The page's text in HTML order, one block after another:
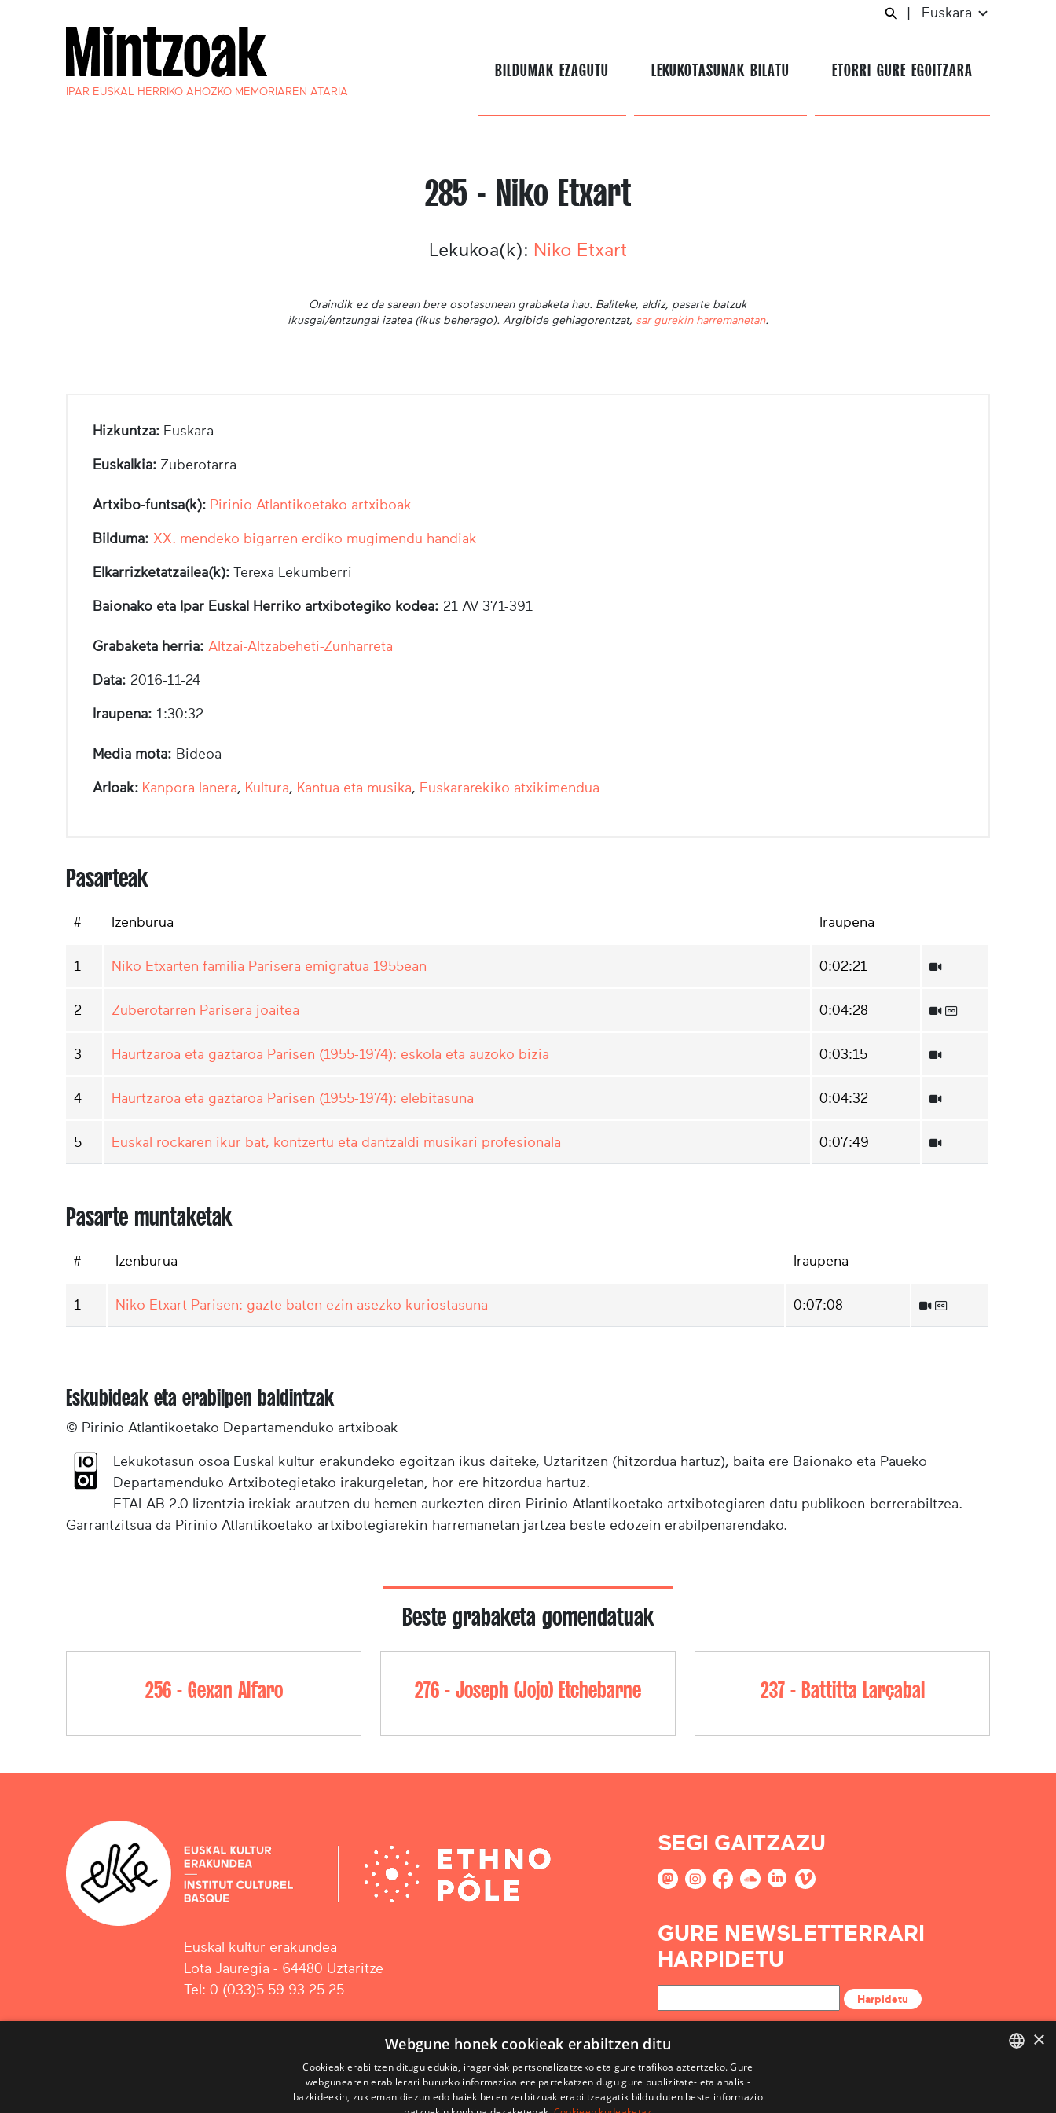
IPAR EUSKAL HERRIKO AHOZKO MEMORIAREN ATARIA
Euskara
BILDUMAK EZAGUTU LEKUKOTASUNAK BILATU ETORRI GURE EGOITZARA
285 - Niko Etxart
Lekukoa(k): Niko Etxart
Oraindik ez da sarean bere osotasunean grabaketa hau. Baliteke, aldiz, pasarte batzuk
ikusgai/entzungai izatea (ikus beherago). Argibide gehiagorentzat, sar gurekin harremanetan.
Hizkuntza: Euskara
Euskalkia: Zuberotarra
Artxibo-funtsa(k): Pirinio Atlantikoetako artxiboak
Bilduma: XX. mendeko bigarren erdiko mugimendu handiak
Elkarrizketatzailea(k): Terexa Lekumberri
Baionako eta Ipar Euskal Herriko artxibotegiko kodea: 21 AV 371-391
Grabaketa herria: Altzai-Altzabeheti-Zunharreta
Data: 2016-11-24
Iraupena: 1:30:32
Media mota: Bideoa
Arloak: Kanpora lanera, Kultura, Kantua eta musika, Euskararekiko atxikimendua
Pasarteak
# Izenburua Iraupena
1 Niko Etxarten familia Parisera emigratua 1955ean 0:02:21
2 Zuberotarren Parisera joaitea 0:04:28
3 Haurtzaroa eta gaztaroa Parisen (1955-1974): eskola eta auzoko bizia 0:03:15
4 Haurtzaroa eta gaztaroa Parisen (1955-1974): elebitasuna 0:04:32
5 Euskal rockaren ikur bat, kontzertu eta dantzaldi musikari profesionala 0:07:49
Pasarte muntaketak
# Izenburua Iraupena
1 Niko Etxart Parisen: gazte baten ezin asezko kuriostasuna 0:07:08
Eskubideak eta erabilpen baldintzak
© Pirinio Atlantikoetako Departamenduko artxiboak
Lekukotasun osoa Euskal kultur erakundeko egoitzan ikus daiteke, Uztaritzen (hitzordua hartuz), baita ere Baionako eta Paueko
Departamenduko Artxibotegietako irakurgeletan, hor ere hitzordua hartuz.
ETALAB 2.0 lizentzia irekiak arautzen du hemen aurkezten diren Pirinio Atlantikoetako artxibotegiaren datu publikoen berrerabiltzea.
Garrantzitsua da Pirinio Atlantikoetako artxibotegiarekin harremanetan jartzea beste edozein erabilpenarendako.
Beste grabaketa gomendatuak
256 - Gexan Alfaro 276 - Joseph (Jojo) Etchebarne 237 - Battitta Larçabal
Euskal kultur erakundea
Lota Jauregia - 64480 Uztaritze
Tel: 0 (033)5 59 93 25 25
SEGI GAITZAZU
GURE NEWSLETTERRARI
HARPIDETU
Harpidetu
×
Webgune honek cookieak erabiltzen ditu
Cookieak erabiltzen ditugu edukia, iragarkiak pertsonalizatzeko eta gure trafikoa aztertzeko. Gure
webgunearen erabilerari buruzko informazioa ere partekatzen dugu gure publizitate- eta analisi-
bazkideekin, zuk eman diezun edo haiek beren zerbitzuak erabiltzeagatik bildu duten beste informazio